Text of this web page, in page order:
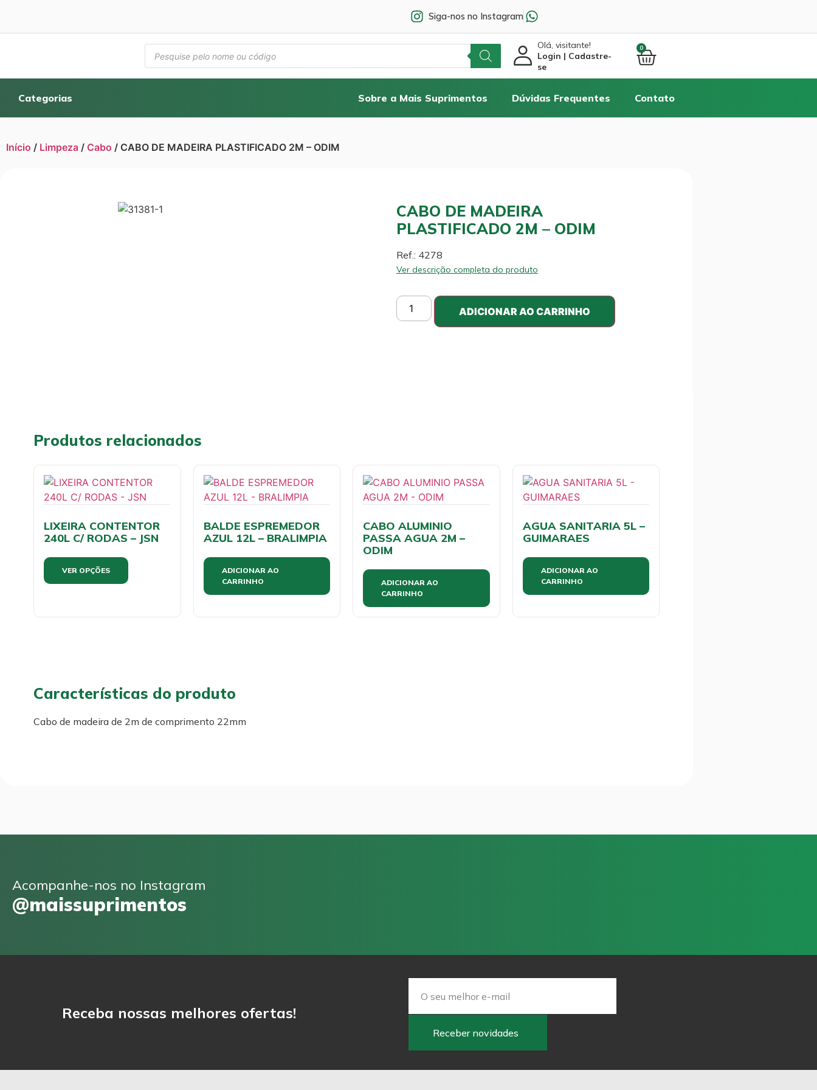
Siga-nos no Instagram
Olá, visitante!
Login | Cadastre-
se
0
Categorias Sobre a Mais Suprimentos Dúvidas Frequentes Contato
Início / Limpeza / Cabo / CABO DE MADEIRA PLASTIFICADO 2M – ODIM
CABO DE MADEIRA
PLASTIFICADO 2M – ODIM
Ref.: 4278
Ver descrição completa do produto
ADICIONAR AO CARRINHO
Produtos relacionados
LIXEIRA CONTENTOR
240L C/ RODAS – JSN
VER OPÇÕES
BALDE ESPREMEDOR
AZUL 12L – BRALIMPIA
ADICIONAR AO
CARRINHO
CABO ALUMINIO
PASSA AGUA 2M –
ODIM
ADICIONAR AO
CARRINHO
AGUA SANITARIA 5L –
GUIMARAES
ADICIONAR AO
CARRINHO
Características do produto
Cabo de madeira de 2m de comprimento 22mm
Acompanhe-nos no Instagram
@maissuprimentos
Receba nossas melhores ofertas!
Receber novidades